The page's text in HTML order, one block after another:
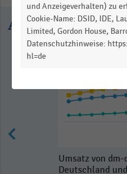
Ausgewählte
Umsatz von
Deutschland
und Anzeigeverhalten) zu
Cookie-Name: DSID, IDE,
Limited, Gordon House,
Datenschutzhinweise:
hl=de